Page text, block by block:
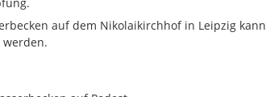
auf dem Nikolaikirchhof in Leipzig kann